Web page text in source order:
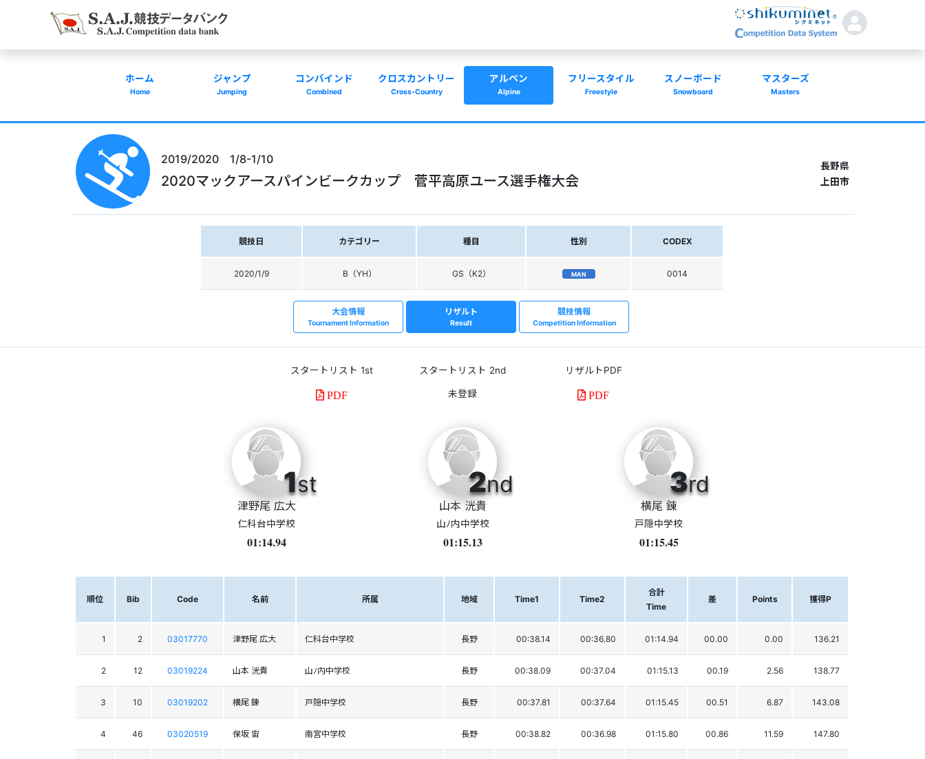
ホーム
Home
ジャンプ
Jumping
コンバインド
Combined
クロスカントリー
Cross-Country
アルペン
Alpine
フリースタイル
Freestyle
スノーボード
Snowboard
マスターズ
Masters
2019/2020 1/8-1/10
2020マックアースパインビークカップ 菅平高原ユース選手権大会
長野県
上田市
競技日 カテゴリー 種目 性別 CODEX
2020/1/9 B（YH） GS（K2） MAN 0014
大会情報
Tournament Information
リザルト
Result
競技情報
Competition Information
スタートリスト 1st
PDF
スタートリスト 2nd リザルトPDF
PDF
1st
津野尾 広大
仁科台中学校
01:14.94
2nd
山本 洸貴
山ﾉ内中学校
01:15.13
3rd
横尾 錬
戸隠中学校
01:15.45
順位 Bib Code 名前 所属 地域 Time1 Time2
合計
Time
差 Points 獲得P
1 2 03017770 津野尾 広大 仁科台中学校 長野 00:38.14 00:36.80 01:14.94 00.00 0.00 136.21
2 12 03019224 山本 洸貴 山ﾉ内中学校 長野 00:38.09 00:37.04 01:15.13 00.19 2.56 138.77
3 10 03019202 横尾 錬 戸隠中学校 長野 00:37.81 00:37.64 01:15.45 00.51 6.87 143.08
4 46 03020519 保坂 宙 南宮中学校 長野 00:38.82 00:36.98 01:15.80 00.86 11.59 147.80